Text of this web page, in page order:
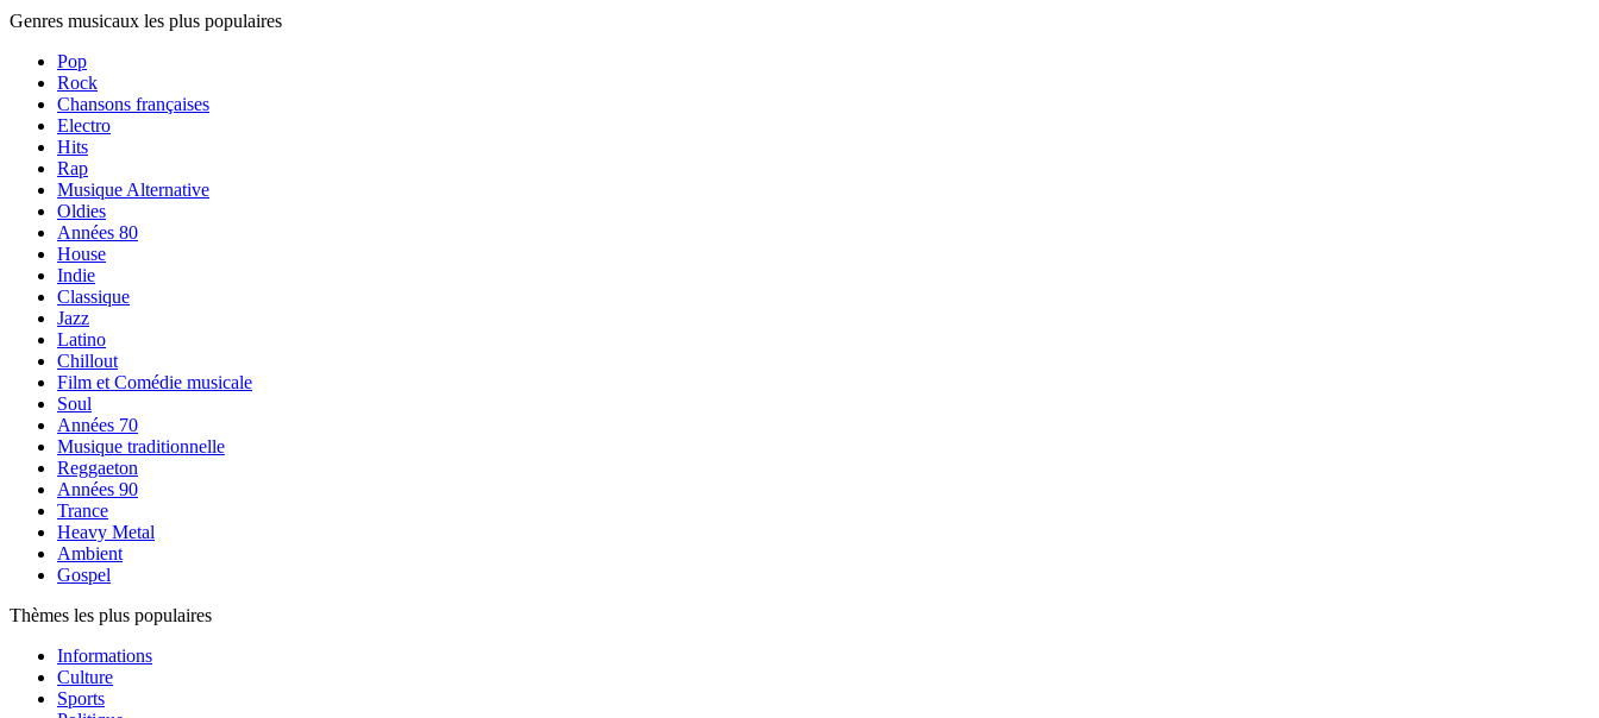
Genres musicaux les plus populaires
Pop
Rock
Chansons françaises
Electro
Hits
Rap
Musique Alternative
Oldies
Années 80
House
Indie
Classique
Jazz
Latino
Chillout
Film et Comédie musicale
Soul
Années 70
Musique traditionnelle
Reggaeton
Années 90
Trance
Heavy Metal
Ambient
Gospel
Thèmes les plus populaires
Informations
Culture
Sports